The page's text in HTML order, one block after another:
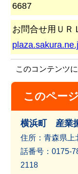
6687
お問合せ用ＵＲ
このコンテンツ
このペー
横浜町 産業
住所：青森県
話番号：
2118